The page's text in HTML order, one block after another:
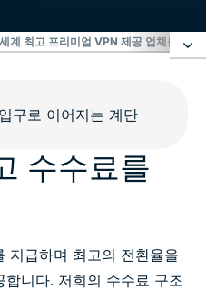
세계 최고 프리미엄 VPN 제공 업체를 홍보
업체를 홍보하세요
수수료를
지급하며 최고의 전환율을
니다. 저희의 수수료 구조